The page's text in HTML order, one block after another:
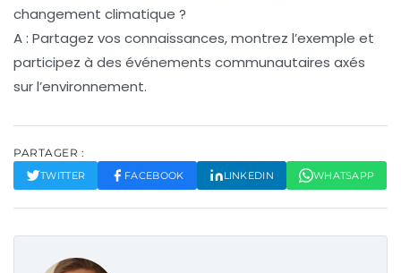
changement climatique ?
A : Partagez vos connaissances, montrez l’exemple et
participez à des événements communautaires axés
sur l’environnement.
PARTAGER :
TWITTER FACEBOOK LINKEDIN WHATSAPP